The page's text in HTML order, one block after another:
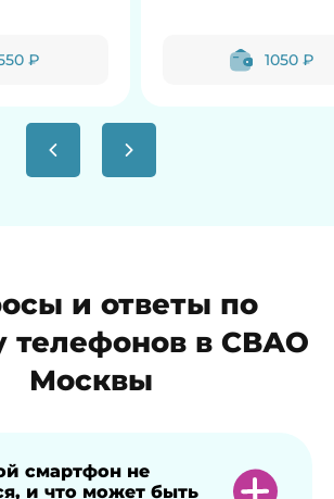
₽ 1050 ₽
и ответы по
телефонов в СВАО
Москвы
смартфон не
и что может быть